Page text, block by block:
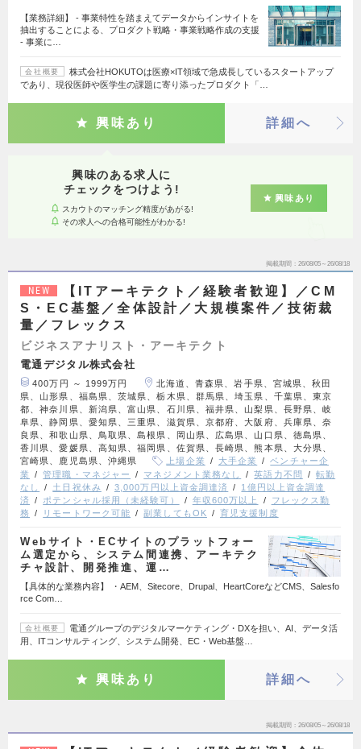
【業務詳細】 - 事業特性を踏まえてデータからインサイトを
抽出することによる、プロダクト戦略・事業戦略作成の支援
- 事業に…
会社概要
株式会社HOKUTOは医療×IT領域で急成長しているスタートアップ
であり、現役医師や医学生の課題に寄り添ったプロダクト「…
興味あり 詳細へ
興味のある求人に
チェックをつけよう!
スカウトのマッチング精度があがる!
その求人への合格可能性がわかる!
興味あり
掲載期間 26/08/05～26/08/18
NEW
【ITアーキテクト／経験者歓迎】／CM
S・EC基盤／全体設計／大規模案件／技術裁
量／フレックス
ビジネスアナリスト・アーキテクト
電通デジタル株式会社
400万円 ～ 1999万円
北海道、青森県、岩手県、宮城県、秋田
県、山形県、福島県、茨城県、栃木県、群馬県、埼玉県、千葉県、東京
都、神奈川県、新潟県、富山県、石川県、福井県、山梨県、長野県、岐
阜県、静岡県、愛知県、三重県、滋賀県、京都府、大阪府、兵庫県、奈
良県、和歌山県、鳥取県、島根県、岡山県、広島県、山口県、徳島県、
香川県、愛媛県、高知県、福岡県、佐賀県、長崎県、熊本県、大分県、
宮崎県、鹿児島県、沖縄県
上場企業 大手企業
ベンチャー企
業
管理職・マネジャー マネジメント業務なし 英語力不問
転勤
なし
土日祝休み 3,000万円以上資金調達済
1億円以上資金調達
済
ポテンシャル採用（未経験可） 年収600万以上
フレックス勤
務
リモートワーク可能 副業してもOK 育児支援制度
Webサイト・ECサイトのプラットフォー
ム選定から、システム間連携、アーキテク
チャ設計、開発推進、運…
【具体的な業務内容】 ・AEM、Sitecore、Drupal、HeartCoreなどCMS、Salesfo
rce Com…
会社概要
電通グループのデジタルマーケティング・DXを担い、AI、データ活
用、ITコンサルティング、システム開発、EC・Web基盤…
興味あり 詳細へ
掲載期間 26/08/05～26/08/18